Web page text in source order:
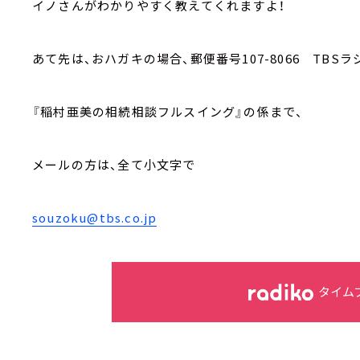
イノさんがわかりやすく教えてくれますよ！
あて先は、おハガキの場合、郵便番号107-8066 TBSラ
『稲村亜美の相続相談フルスイング』の係まで、
メールの方は、全て小文字で
souzoku@tbs.co.jp
タイム